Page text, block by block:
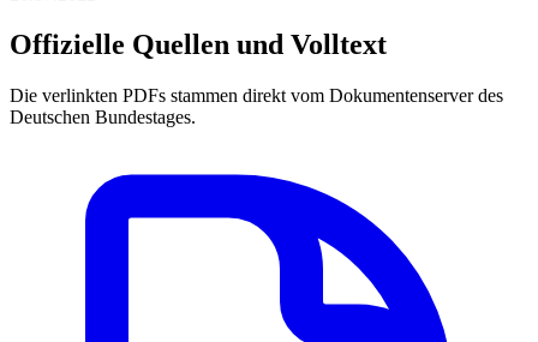
Offizielle Quellen und Volltext
Die verlinkten PDFs stammen direkt vom Dokumentenserver des
Deutschen Bundestages.